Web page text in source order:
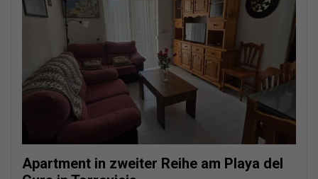
Apartment in zweiter Reihe am Playa del